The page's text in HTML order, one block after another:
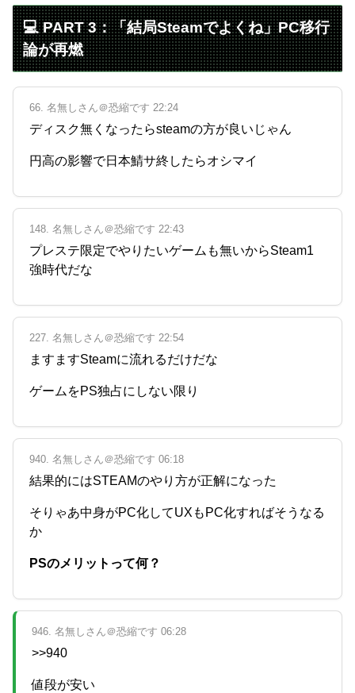
💻 PART 3：「結局Steamでよくね」PC移行
論が再燃
66. 名無しさん＠恐縮です 22:24
ディスク無くなったらsteamの方が良いじゃん
円高の影響で日本鯖サ終したらオシマイ
148. 名無しさん＠恐縮です 22:43
プレステ限定でやりたいゲームも無いからSteam1
強時代だな
227. 名無しさん＠恐縮です 22:54
ますますSteamに流れるだけだな
ゲームをPS独占にしない限り
940. 名無しさん＠恐縮です 06:18
結果的にはSTEAMのやり方が正解になった
そりゃあ中身がPC化してUXもPC化すればそうなる
か
PSのメリットって何？
946. 名無しさん＠恐縮です 06:28
>>940
値段が安い